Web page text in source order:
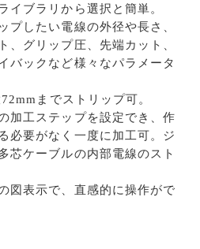
イブラリから選択と簡単。
プしたい電線の外径や長さ、
、グリップ圧、先端カット、
バックなど様々なパラメータ
までストリップ可。
加工ステップを設定でき、作
必要がなく一度に加工可。ジ
芯ケーブルの内部電線のスト
図表示で、直感的に操作がで